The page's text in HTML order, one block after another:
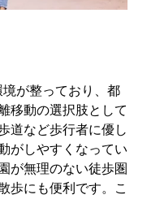
が整っており、都
移動の選択肢として
道など歩行者に優し
がしやすくなってい
が無理のない徒歩圏
歩にも便利です。こ